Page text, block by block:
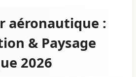
aéronautique :
& Paysage
2026